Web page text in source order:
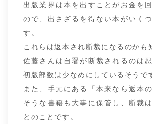
出版業界は本を出すことがお金を
ので、出さざるを得ない本がいく
す。
これらは返本され断裁になるのかも
佐藤さんは自署が断裁されるのは
初版部数は少なめにしているそうで
また、手元にある「本来なら返本
そうな書籍も大事に保管し、断裁
とのことです。